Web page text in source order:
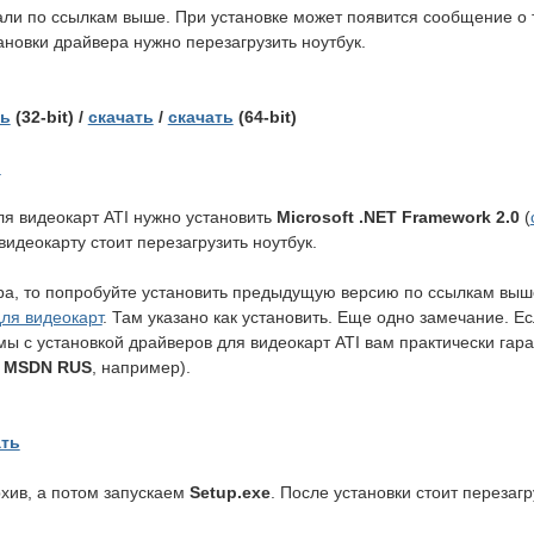
по ссылкам выше. При установке может появится сообщение о
драйвера нужно перезагрузить ноутбук.
(32-bit) / скачать / скачать (64-bit)
видеокарт ATI нужно установить Microsoft .NET Framework 2.0(
стоит перезагрузить ноутбук.
то попробуйте установить предыдущую версию по ссылкам
видеокарт. Там указано как установить. Еще одно замечание.
установкой драйверов для видеокарт ATI вам практически
RUS, например).
а потом запускаем Setup.exe. После установки стоит